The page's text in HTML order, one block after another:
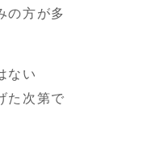
の方が多
ない
た次第で